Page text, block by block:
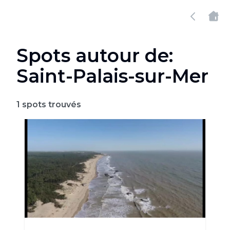
Spots autour de:
Saint-Palais-sur-Mer
1 spots trouvés